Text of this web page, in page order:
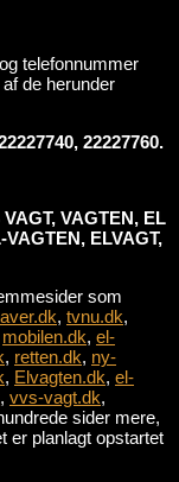
telefonnummer
de herunder
22227760.
VAGTEN, EL
ELVAGT,
som
, tvnu.dk,
mobilen.dk, el-
, retten.dk, ny-
, Elvagten.dk, el-
, vvs-vagt.dk,
sider mere,
er planlagt opstartet